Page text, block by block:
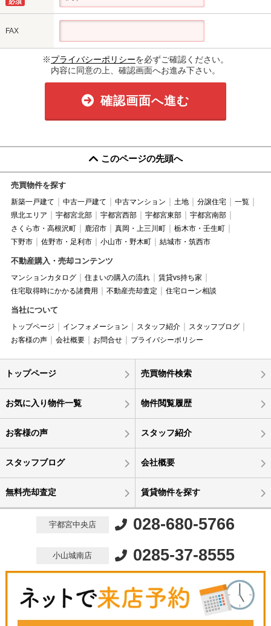
必須
FAX
※プライバシーポリシーを必ずご確認ください。
内容に同意の上、確認画面へお進み下さい。
確認画面へ進む
このページの先頭へ
売買物件を探す
新築一戸建て 中古一戸建て 中古マンション 土地 分譲住宅
一覧
県北エリア
宇都宮北部 宇都宮西部 宇都宮東部
宇都宮南部
さくら市・高根沢町
鹿沼市 真岡・上三川町
栃木市・壬生町
下野市
佐野市・足利市 小山市・野木町 結城市・筑西市
不動産購入・売却コンテンツ
マンションカタログ 住まいの購入の流れ
賃貸vs持ち家
住宅取得時にかかる諸費用
不動産売却査定 住宅ローン相談
当社について
トップページ インフォメーション スタッフ紹介
スタッフブログ
お客様の声
会社概要 お問合せ プライバシーポリシー
トップページ 売買物件検索
お気に入り物件一覧 物件閲覧履歴
お客様の声 スタッフ紹介
スタッフブログ 会社概要
無料売却査定 賃貸物件を探す
宇都宮中央店 028-680-5766
小山城南店 0285-37-8555